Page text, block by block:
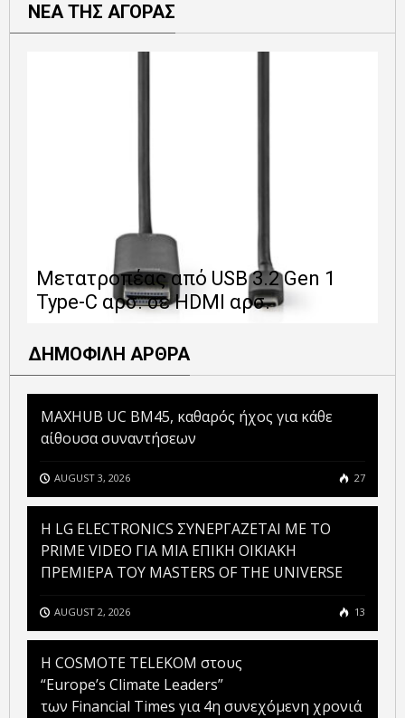
ΝΕΑ ΤΗΣ ΑΓΟΡΑΣ
Μετατροπέας από USB 3.2 Gen 1
Type-C αρσ. σε HDMI αρσ.
ΔΗΜΟΦΙΛΗ ΑΡΘΡΑ
MAXHUB UC BM45, καθαρός ήχος για κάθε
αίθουσα συναντήσεων
AUGUST 3, 2026 27
H LG ELECTRONICS ΣΥΝΕΡΓΑΖΕΤΑΙ ΜΕ ΤΟ
PRIME VIDEO ΓΙΑ ΜΙΑ ΕΠΙΚΗ ΟΙΚΙΑΚΗ
ΠΡΕΜΙΕΡΑ ΤΟΥ MASTERS OF THE UNIVERSE
AUGUST 2, 2026 13
Η COSMOTE TELEKOM στους
“Europe’s Climate Leaders”
των Financial Times για 4η συνεχόμενη χρονιά